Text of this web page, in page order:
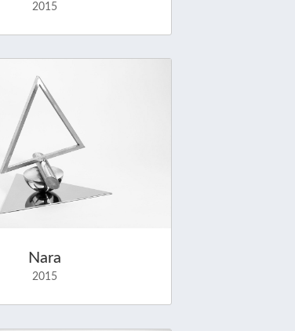
2015
Nara
2015